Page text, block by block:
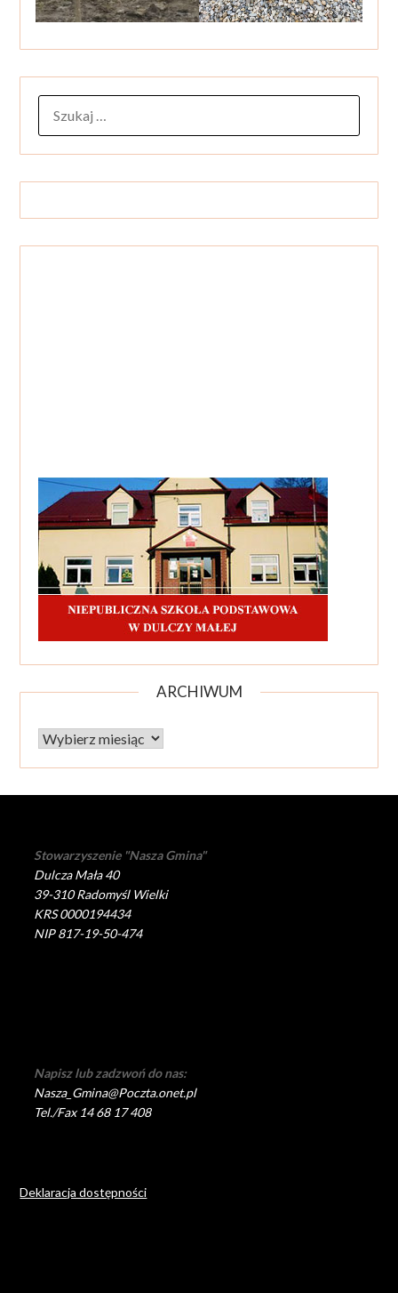
ARCHIWUM
Archiwum
Stowarzyszenie "Nasza Gmina"
Dulcza Mała 40
39-310 Radomyśl Wielki
KRS 0000194434
NIP 817-19-50-474
Napisz lub zadzwoń do nas:
Nasza_Gmina@Poczta.onet.pl
Tel./Fax 14 68 17 408
Deklaracja dostępności